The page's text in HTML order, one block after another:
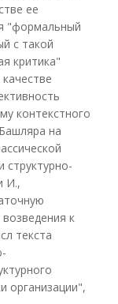
ее
"формальный
с такой
критика"
контекстного
на
структурно-
И.,
к
текста
организации",